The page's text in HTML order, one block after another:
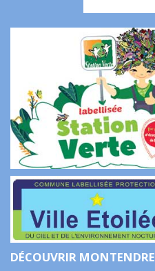
DÉCOUVRIR MONTENDRE